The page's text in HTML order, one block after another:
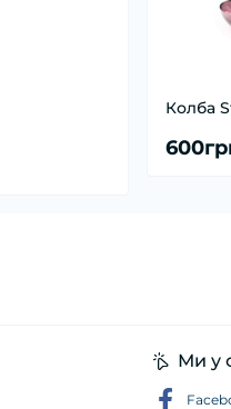
Колба
Ми у